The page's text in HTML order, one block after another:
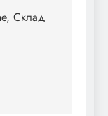
Склад